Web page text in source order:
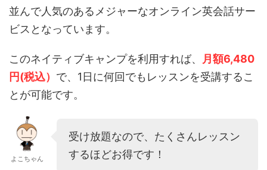
並んで人気のあるメジャーなオンライン英会話サー
ビスとなっています。
このネイティブキャンプを利用すれば、
月額6,480
円(税込） で、1日に何回でもレッスンを受講するこ
とが可能です。
よこちゃん
受け放題なので、たくさんレッスン
するほどお得です！